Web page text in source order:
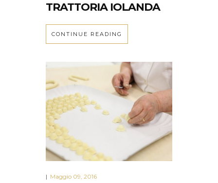
TRATTORIA IOLANDA
CONTINUE READING
| Maggio 09, 2016